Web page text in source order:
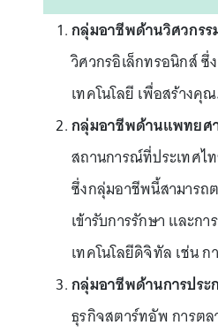
กลุ่มอาชีพด้านวิศวกร
วิศวกรอิเล็กทรอนิกส์
เทคโนโลยี เพื่อสร้าง
กลุ่มอาชีพด้านแพทยศ
สถานการณ์ที่ประเทศ
ซึ่งกลุ่มอาชีพนี้สามารถ
เข้ารับการรักษา และ
เทคโนโลยีดิจิทัล เช่น
กลุ่มอาชีพด้านการประ
ธุรกิจสตาร์ทอัพ การตล